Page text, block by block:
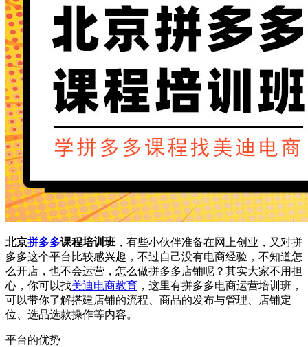
北京拼多多课程培训班 ，有些小伙伴准备在网上创业，又对拼
多多这个平台比较感兴趣，不过自己没有电商经验，不知道怎
么开店，也不会运营，怎么做拼多多店铺呢？其实大家不用担
心，你可以找美迪电商教育 ，这里有拼多多电商运营培训班，
可以带你了解搭建店铺的流程、商品的发布与管理、店铺定
位、选品选款操作等内容。
平台的优势